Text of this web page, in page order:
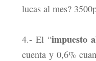
lucas al mes?
4.- El “impuesto
cuenta y 0,6%